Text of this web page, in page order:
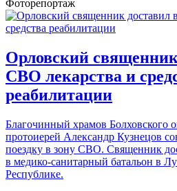
Фоторепортаж
Орловский
СВО лекарства и
реабилитации
Благочинный храмов Болховского
протоиерей Александр Кузнецов
поездку в зону СВО. Священник
в медико-санитарный батальон в
Республике.